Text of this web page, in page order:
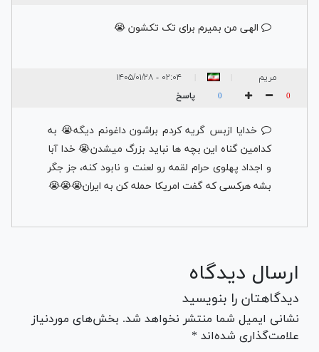
الهی من بمیرم برای تک تکشون 😭
مریم ۰۲:۰۴ - ۱۴۰۵/۰۱/۲۸
0
0 پاسخ
خدایا ازبس گریه کردم براشون داغونم دیگه😭 به
کدامین گناه این بچه ها نباید بزرگ میشدن😭 خدا آبا
و اجداد پهلوی حرام لقمه رو لعنت و نابود کنه، جز جگر
بشه هرکسی که گفت امریکا حمله کن به ایران😭😭😭
ارسال دیدگاه
دیدگاهتان را بنویسید
نشانی ایمیل شما منتشر نخواهد شد. بخش‌های موردنیاز
علامت‌گذاری شده‌اند *